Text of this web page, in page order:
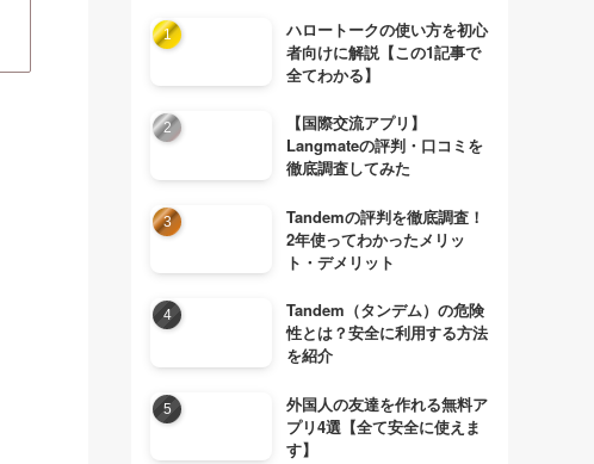
ハロートークの使い方を初心
者向けに解説【この1記事で
全てわかる】
【国際交流アプリ】
Langmateの評判・口コミを
徹底調査してみた
Tandemの評判を徹底調査！
2年使ってわかったメリッ
ト・デメリット
Tandem（タンデム）の危険
性とは？安全に利用する方法
を紹介
外国人の友達を作れる無料ア
プリ4選【全て安全に使えま
す】